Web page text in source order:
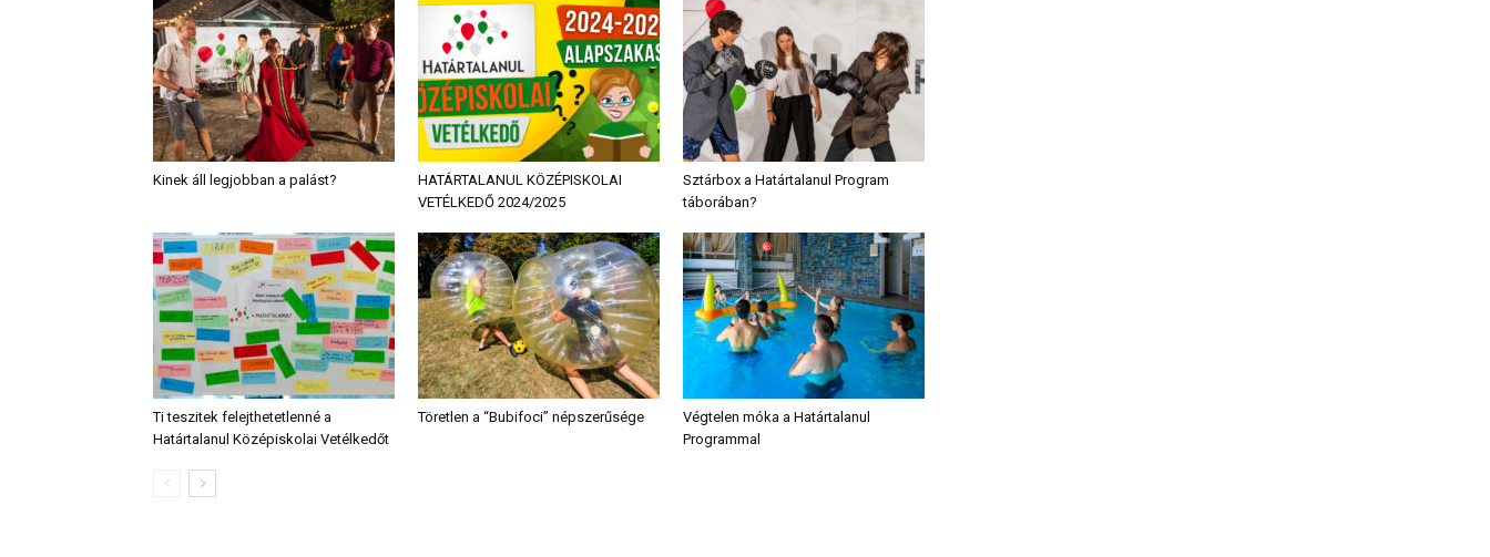
Kinek áll legjobban a palást?
HATÁRTALANUL KÖZÉPISKOLAI
VETÉLKEDŐ 2024/2025
Sztárbox a Határtalanul Program
táborában?
Ti teszitek felejthetetlenné a
Határtalanul Középiskolai Vetélkedőt
Töretlen a “Bubifoci” népszerűsége
Végtelen móka a Határtalanul
Programmal